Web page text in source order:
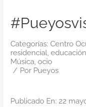
Categorías: Centro
residencial,
Música, ocio
/ Por Pueyos
Publicado En: 22